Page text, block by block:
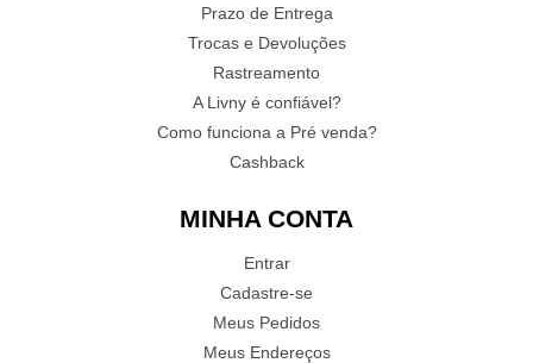
Prazo de Entrega
Trocas e Devoluções
Rastreamento
A Livny é confiável?
Como funciona a Pré venda?
Cashback
MINHA CONTA
Entrar
Cadastre-se
Meus Pedidos
Meus Endereços